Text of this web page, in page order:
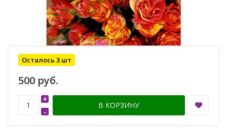
Осталось 3 шт
500 руб.
-
+
В КОРЗИНУ